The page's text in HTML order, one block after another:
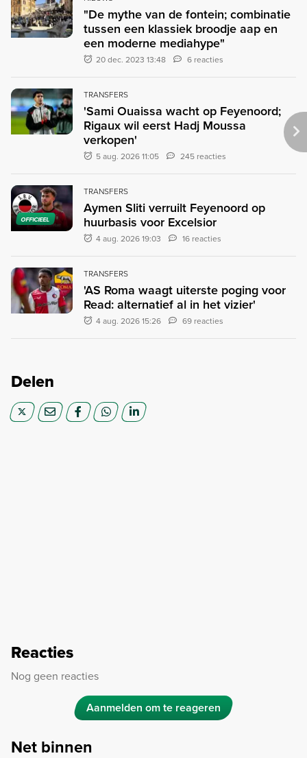
"De mythe van de fontein; combinatie
tussen een klassiek broodje aap en
een moderne mediahype"
20 dec. 2023 13:48 6 reacties
TRANSFERS
'Sami Ouaissa wacht op Feyenoord;
Rigaux wil eerst Hadj Moussa
verkopen'
5 aug. 2026 11:05 245 reacties
OFFICIEEL
TRANSFERS
Aymen Sliti verruilt Feyenoord op
huurbasis voor Excelsior
4 aug. 2026 19:03 16 reacties
TRANSFERS
'AS Roma waagt uiterste poging voor
Read: alternatief al in het vizier'
4 aug. 2026 15:26 69 reacties
Delen
Reacties
Nog geen reacties
Aanmelden om te reageren
Net binnen